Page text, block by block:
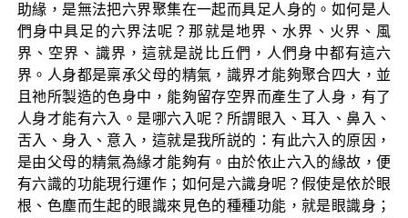
助緣，是無法把六界聚集在一起而具足人身的。如何是人
們身中具足的六界法呢？那就是地界、水界、火界、風
界、空界、識界，這就是説比丘們，人們身中都有這六
界。人身都是稟承父母的精氣，識界才能夠聚合四大，並
且祂所製造的色身中，能夠留存空界而產生了人身，有了
人身才能有六入。是哪六入呢？所謂眼入、耳入、鼻入、
舌入、身入、意入，這就是我所説的：有此六入的原因，
是由父母的精氣為緣才能夠有。由於依止六入的緣故，便
有六識的功能現行運作；如何是六識身呢？假使是依於眼
根、色塵而生起的眼識來見色的種種功能，就是眼識身；